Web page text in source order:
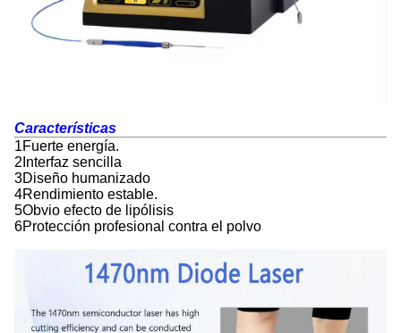
Características
1Fuerte energía.
2Interfaz sencilla
3Diseño humanizado
4Rendimiento estable.
5Obvio efecto de lipólisis
6Protección profesional contra el polvo